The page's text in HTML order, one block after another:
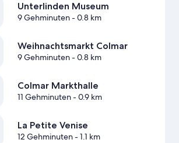
Unterlinden Museum
9 Gehminuten- 0.8 km
Weihnachtsmarkt Colmar
9 Gehminuten- 0.8 km
Colmar Markthalle
11 Gehminuten- 0.9 km
La Petite Venise
12 Gehminuten- 1.1 km